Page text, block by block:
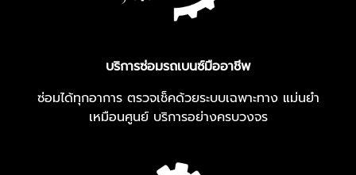
บริการซ่อมรถเบนซ์มืออาชีพ
ซ่อมได้ทุกอาการ ตรวจเช็คด้วยระบบเฉพาะทาง แม่นยำ
เหมือนศูนย์ บริการอย่างครบวงจร